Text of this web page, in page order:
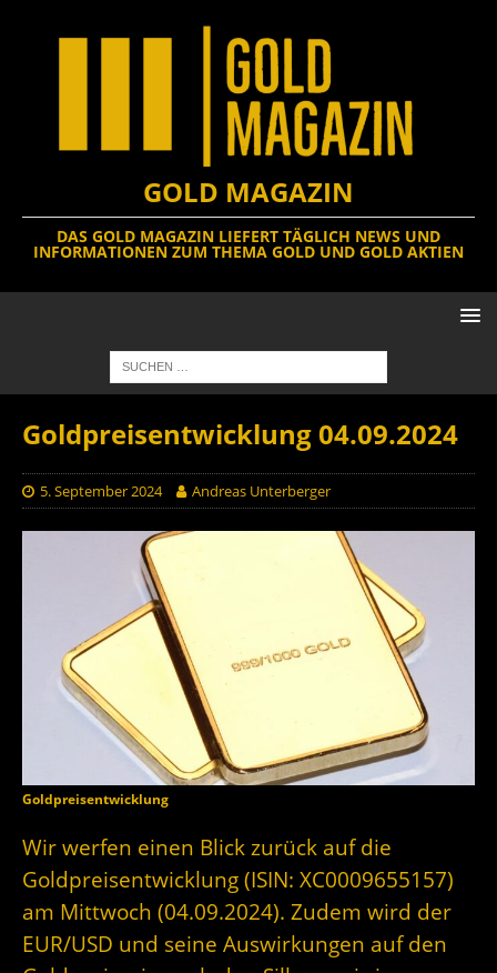
GOLD MAGAZIN
DAS GOLD MAGAZIN LIEFERT TÄGLICH NEWS UND
INFORMATIONEN ZUM THEMA GOLD UND GOLD AKTIEN
Goldpreisentwicklung 04.09.2024
5. September 2024 Andreas Unterberger
Goldpreisentwicklung
Wir werfen einen Blick zurück auf die
Goldpreisentwicklung (ISIN: XC0009655157)
am Mittwoch (04.09.2024). Zudem wird der
EUR/USD und seine Auswirkungen auf den